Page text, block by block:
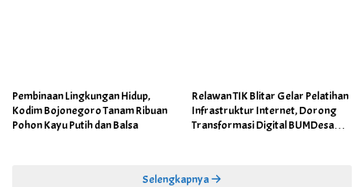
Pembinaan Lingkungan Hidup,
Kodim Bojonegoro Tanam Ribuan
Pohon Kayu Putih dan Balsa
Relawan TIK Blitar Gelar Pelatihan
Infrastruktur Internet, Dorong
Transformasi Digital BUMDesa
Selengkapnya